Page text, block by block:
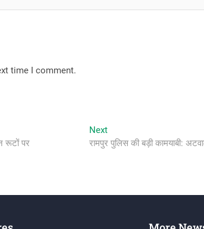
time I comment.
रूटों पर
NextNext
post:
रामपुर पुलिस की बड़ी कामयाबी: